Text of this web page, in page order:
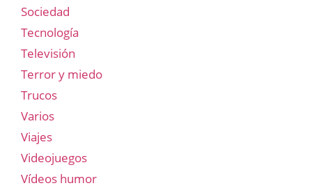
Sociedad
Tecnología
Televisión
Terror y miedo
Trucos
Varios
Viajes
Videojuegos
Vídeos humor